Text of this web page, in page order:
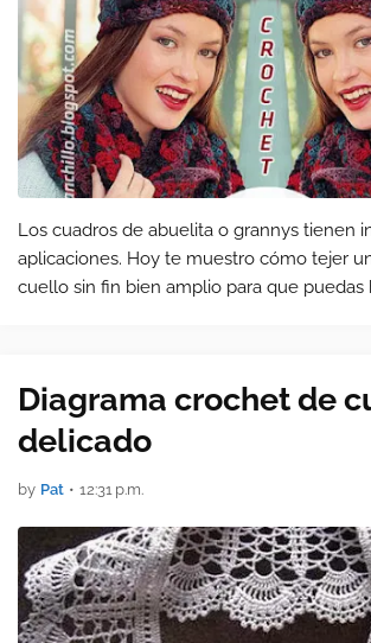
Los cuadros de abuelita o grannys tienen
aplicaciones. Hoy te muestro cómo tejer
cuello sin fin bien amplio para que puedas
Diagrama crochet de
delicado
by Pat • 12:31 p.m.